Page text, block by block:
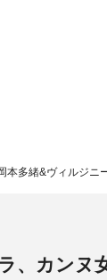
本多緒&ヴィルジニ
、カンヌ